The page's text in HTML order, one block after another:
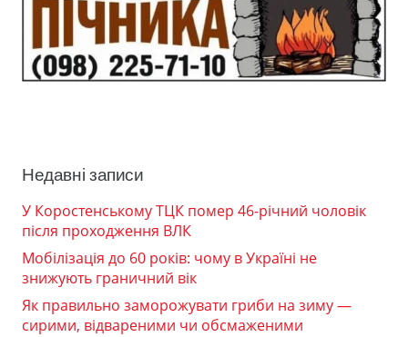
Недавні записи
У Коростенському ТЦК помер 46-річний чоловік
після проходження ВЛК
Мобілізація до 60 років: чому в Україні не
знижують граничний вік
Як правильно заморожувати гриби на зиму —
сирими, відвареними чи обсмаженими